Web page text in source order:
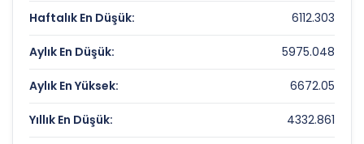
Haftalık En Düşük: 6112.303
Aylık En Düşük: 5975.048
Aylık En Yüksek: 6672.05
Yıllık En Düşük: 4332.861